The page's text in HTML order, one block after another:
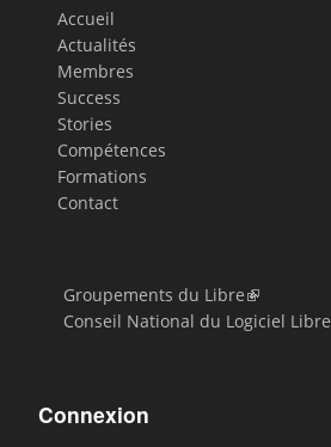
Accueil
Actualités
Membres
Success
Stories
Compétences
Formations
Contact
Groupements du Libre
Conseil National du Logiciel Libre
Connexion